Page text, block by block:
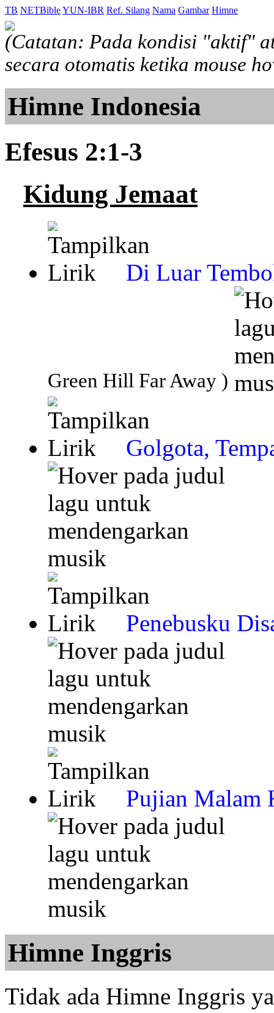
TB NETBibleYUN-IBR Ref. Silang Nama Gambar Himne
(Catatan: Pada kondisi "aktif"
secara otomatis ketika mouse
Himne Indonesia
Efesus 2:1-3
Kidung Jemaat
Di Luar
Green Hill Far Away )
Golgota,
Penebusku
Pujian Malam
Himne Inggris
Tidak ada Himne Inggris